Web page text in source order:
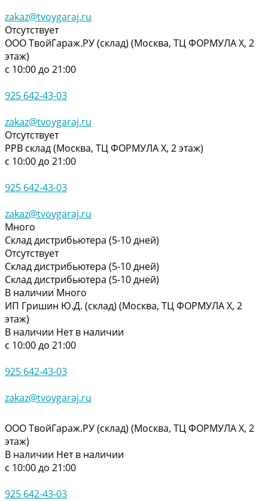
zakaz@tvoygaraj.ru
Отсутствует
ООО ТвойГараж.РУ (склад) (Москва, ТЦ ФОРМУЛА Х, 2
этаж)
с 10:00 до 21:00
925 642-43-03
zakaz@tvoygaraj.ru
Отсутствует
РРВ склад (Москва, ТЦ ФОРМУЛА Х, 2 этаж)
с 10:00 до 21:00
925 642-43-03
zakaz@tvoygaraj.ru
Много
Склад дистрибьютера (5-10 дней)
Отсутствует
Склад дистрибьютера (5-10 дней)
Склад дистрибьютера (5-10 дней)
В наличии Много
ИП Гришин Ю.Д. (склад) (Москва, ТЦ ФОРМУЛА Х, 2
этаж)
В наличии Нет в наличии
с 10:00 до 21:00
925 642-43-03
zakaz@tvoygaraj.ru
ООО ТвойГараж.РУ (склад) (Москва, ТЦ ФОРМУЛА Х, 2
этаж)
В наличии Нет в наличии
с 10:00 до 21:00
925 642-43-03